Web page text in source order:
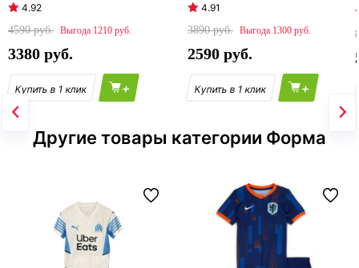
4.92
4590
1210
3380
+
4.91
3890
1300
2590
+
Другие товары категории Форма